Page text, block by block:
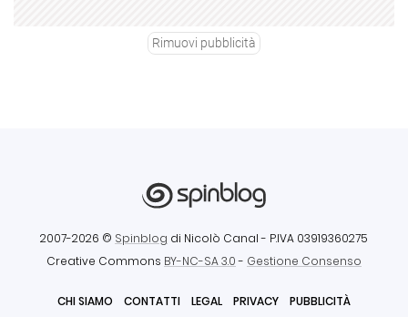
Rimuovi pubblicità
2007-2026 © Spinblog di Nicolò Canal - P.IVA 03919360275
Creative Commons BY-NC-SA 3.0- Gestione Consenso
CHI SIAMO CONTATTI LEGAL PRIVACY PUBBLICITÀ